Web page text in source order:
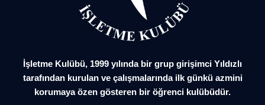
İşletme Kulübü, 1999 yılında bir grup girişimci Yıldızlı
tarafından kurulan ve çalışmalarında ilk günkü azmini
korumaya özen gösteren bir öğrenci kulübüdür.